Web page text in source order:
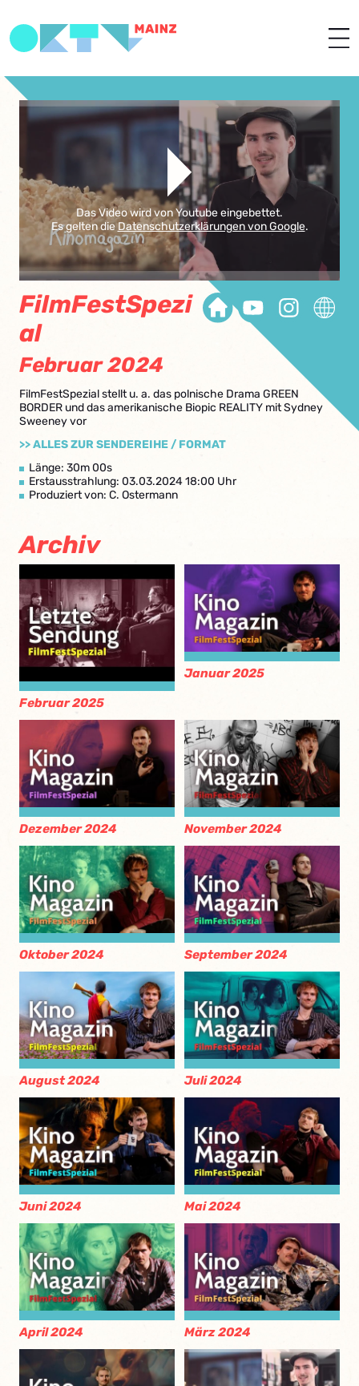
Das Video wird von Youtube eingebettet.
Es gelten dieDatenschutzerklärungen von Google.
FilmFestSpezi
al
Februar 2024
FilmFestSpezial stellt u. a. das polnische Drama GREEN
BORDER und das amerikanische Biopic REALITY mit Sydney
Sweeney vor
>> ALLES ZUR SENDEREIHE / FORMAT
Länge: 30m 00s
Erstausstrahlung: 03.03.2024 18:00 Uhr
Produziert von: C. Ostermann
Archiv
Februar 2025
Januar 2025
Dezember 2024 November 2024
Oktober 2024 September 2024
August 2024 Juli 2024
Juni 2024 Mai 2024
April 2024 März 2024